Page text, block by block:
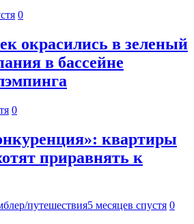
0
окрасились в зеленый
в бассейне
0
квартиры
приравнять к
путешествия5 месяцев спустя 0